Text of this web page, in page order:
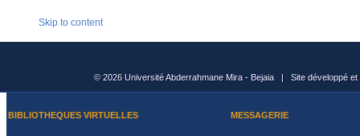
Skip to content
© 2026 Université Abderrahmane Mira - Bejaia | Site développé
BIBLIOTHEQUES VIRTUELLES MESSAGERIE